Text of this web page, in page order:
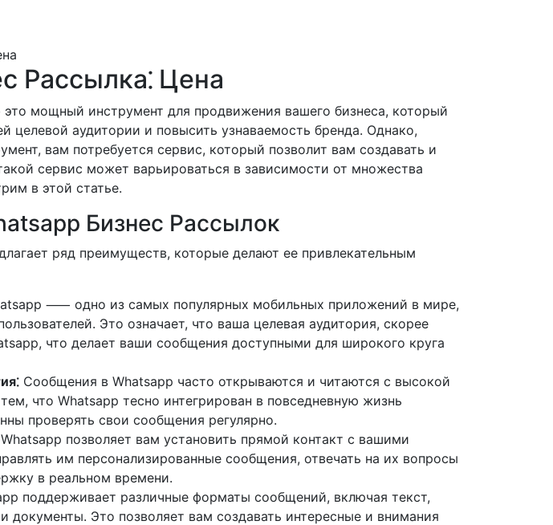
Рассылка⁚ Цена
мощный инструмент для продвижения вашего бизнеса, который
целевой аудитории и повысить узнаваемость бренда. Однако,
вам потребуется сервис, который позволит вам создавать и
сервис может варьироваться в зависимости от множества
в этой статье.
Бизнес Рассылок
ряд преимуществ, которые делают ее привлекательным
⸺ одно из самых популярных мобильных приложений в мире,
Это означает, что ваша целевая аудитория, скорее
что делает ваши сообщения доступными для широкого круга
Сообщения в Whatsapp часто открываются и читаются с высокой
что Whatsapp тесно интегрирован в повседневную жизнь
проверять свои сообщения регулярно.
Whatsapp позволяет вам установить прямой контакт с вашими
им персонализированные сообщения, отвечать на их вопросы
в реальном времени.
поддерживает различные форматы сообщений, включая текст,
документы. Это позволяет вам создавать интересные и внимания